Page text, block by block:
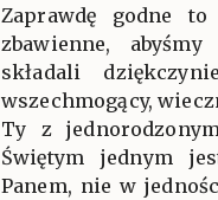
Zaprawdę godne
zbawienne,
składali
wszechmogący,
Ty z
Świętym jednym
Panem, nie w